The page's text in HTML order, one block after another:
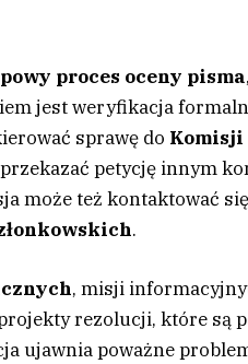
proces oceny pisma,
jest weryfikacja
sprawę do Komisji
petycję innym
może też kontaktować
.
, misji
rezolucji, które są
ujawnia poważne